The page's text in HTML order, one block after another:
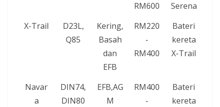
RM600
Serena
X-Trail
D23L,
Q85
Kering,
Basah
dan
EFB
RM220
-
RM400
Bateri
kereta
X-Trail
Navar
a
DIN74,
DIN80
EFB,AG
M
RM400
-
Bateri
kereta